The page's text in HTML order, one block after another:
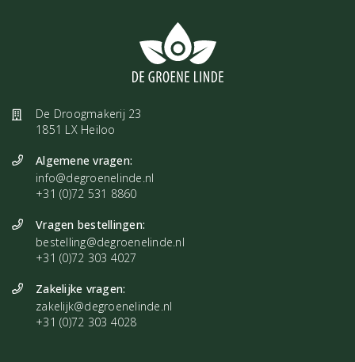
De Droogmakerij 23
1851 LX Heiloo
Algemene vragen:
info@degroenelinde.nl
+31 (0)72 531 8860
Vragen bestellingen:
bestelling@degroenelinde.nl
+31 (0)72 303 4027
Zakelijke vragen:
zakelijk@degroenelinde.nl
+31 (0)72 303 4028